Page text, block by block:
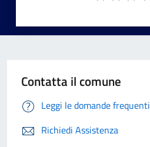
Contatta il comune
Leggi le domande frequenti
Richiedi Assistenza